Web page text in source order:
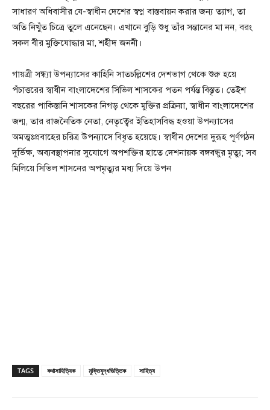
সাধারণ অধিবাসীর যে-স্বাধীন দেশের স্বপ্ন বাস্তবায়ন করার জন্য ত্যাগ, তা
অতি নিখুঁত চিত্রে তুলে এনেছেন। এখানে বুড়ি শুধু তাঁর সন্তানের মা নন, বরং
সকল বীর মুক্তিযোদ্ধার মা, শহীদ জননী।
গায়ত্রী সন্ধ্যা উপন্যাসের কাহিনি সাতচল্লিশের দেশভাগ থেকে শুরু হয়ে
পঁচাত্তরের স্বাধীন বাংলাদেশের সিভিল শাসকের পতন পর্যন্ত বিস্তৃত। তেইশ
বছরের পাকিস্তানি শাসকের নিগড় থেকে মুক্তির প্রক্রিয়া, স্বাধীন বাংলাদেশের
জন্ম, তার রাজনৈতিক নেতা, নেতৃত্বের ইতিহাসবিদ্ধ হওয়া উপন্যাসের
অমত্মঃপ্রবাহের চরিত্র উপন্যাসে বিধৃত হয়েছে। স্বাধীন দেশের দুরূহ পূর্ণগঠন
দুর্ভিক্ষ, অব্যবস্থাপনার সুযোগে অপশক্তির হাতে দেশনায়ক বঙ্গবন্ধুর মৃত্যু; সব
মিলিয়ে সিভিল শাসনের অপমৃত্যুর মধ্য দিয়ে উপন
TAGS কথাসাহিত্যিক মুক্তিযুদ্ধভিত্তিক সাহিত্য